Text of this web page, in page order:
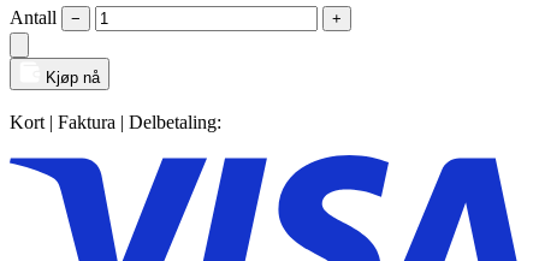
Antall − +
Kjøp nå
Kort | Faktura | Delbetaling: